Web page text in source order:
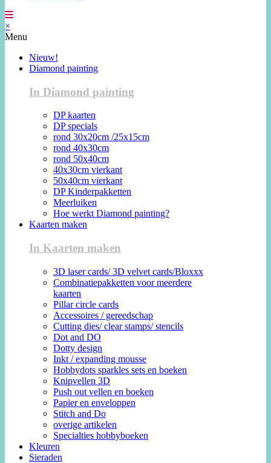
×
Menu
Nieuw!
Diamond painting
In Diamond painting
DP kaarten
DP specials
rond 30x20cm /25x15cm
rond 40x30cm
rond 50x40cm
40x30cm vierkant
50x40cm vierkant
DP Kinderpakketten
Meerluiken
Hoe werkt Diamond painting?
Kaarten maken
In Kaarten maken
3D laser cards/ 3D velvet cards/Bloxxx
Combinatiepakketten voor meerdere
kaarten
Pillar circle cards
Accessoires / gereedschap
Cutting dies/ clear stamps/ stencils
Dot and DO
Dotty design
Inkt / expanding mousse
Hobbydots sparkles sets en boeken
Knipvellen 3D
Push out vellen en boeken
Papier en enveloppen
Stitch and Do
overige artikelen
Specialties hobbyboeken
Kleuren
Sieraden